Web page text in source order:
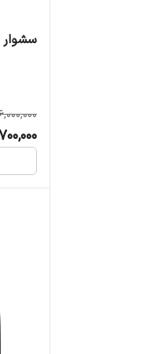
سشوار ۲۲۰۰ وات پرو امگا مدل ۸۸۰۱